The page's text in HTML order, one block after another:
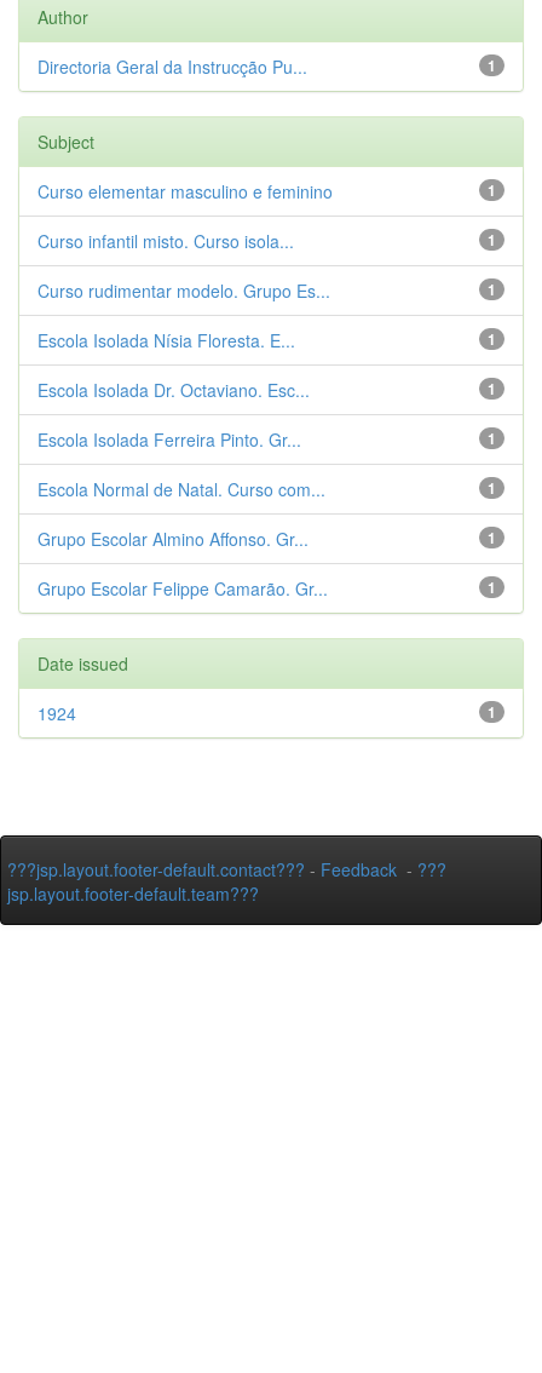
Author
1
Directoria Geral da Instrucção Pu...
Subject
1
Curso elementar masculino e feminino
1
Curso infantil misto. Curso isola...
1
Curso rudimentar modelo. Grupo Es...
1
Escola Isolada Nísia Floresta. E...
1
Escola Isolada Dr. Octaviano. Esc...
1
Escola Isolada Ferreira Pinto. Gr...
1
Escola Normal de Natal. Curso com...
1
Grupo Escolar Almino Affonso. Gr...
1
Grupo Escolar Felippe Camarão. Gr...
Date issued
1
1924
???jsp.layout.footer-default.contact??? - Feedback - ???
jsp.layout.footer-default.team???